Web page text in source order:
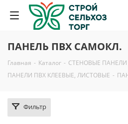
ПАНЕЛЬ ПВХ САМОКЛ.
Главная - Каталог - СТЕНОВЫЕ ПАНЕЛИ
ПАНЕЛИ ПВХ КЛЕЕВЫЕ, ЛИСТОВЫЕ -
Фильтр